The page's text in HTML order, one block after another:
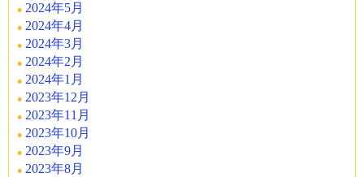
2024年5月
2024年4月
2024年3月
2024年2月
2024年1月
2023年12月
2023年11月
2023年10月
2023年9月
2023年8月